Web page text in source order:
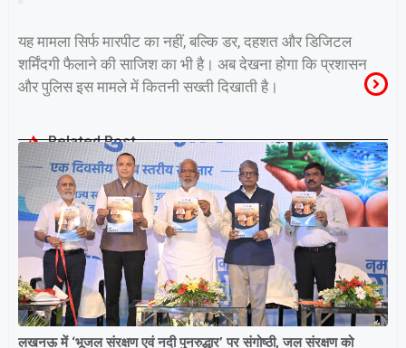
यह मामला सिर्फ मारपीट का नहीं, बल्कि डर, दहशत और डिजिटल
शर्मिंदगी फैलाने की साजिश का भी है। अब देखना होगा कि प्रशासन
और पुलिस इस मामले में कितनी सख्ती दिखाती है।
Related Post
लखनऊ में ‘भूजल संरक्षण एवं नदी पुनरुद्धार’ पर संगोष्ठी, जल संरक्षण को